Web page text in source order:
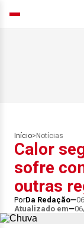
Início> Notícias
Calor
sofre
outras
PorDa Redação
Atualizado em